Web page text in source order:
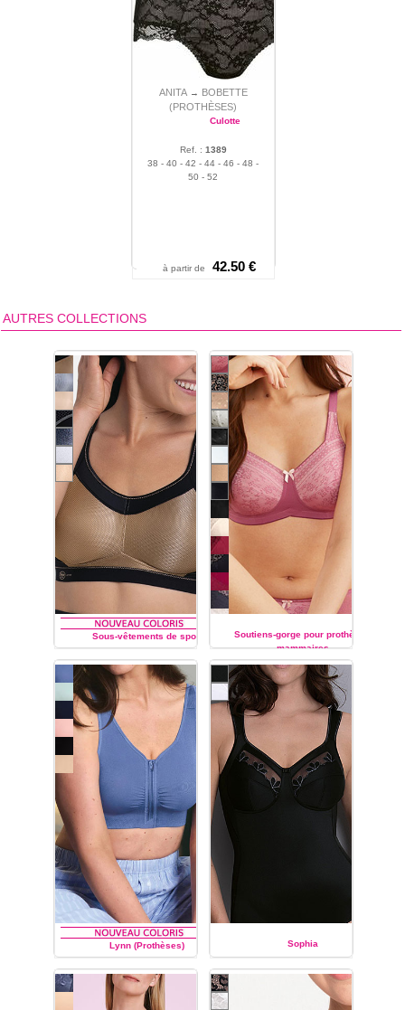
ANITA → BOBETTE
(PROTHÈSES)
Culotte
Ref. : 1389
38 - 40 - 42 - 44 - 46 - 48 -
50 - 52
à partir de 42.50 €
AUTRES COLLECTIONS
Sous-vêtements de sport
ANITA
Soutiens-gorge pour prothèses
mammaires
ANITA
Lynn (Prothèses)
ANITA
Sophia
ANITA